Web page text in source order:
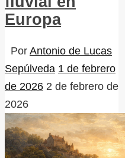
Europa
Por Antonio de Lucas
Sepúlveda 1 de febrero
de 2026 2 de febrero de
2026